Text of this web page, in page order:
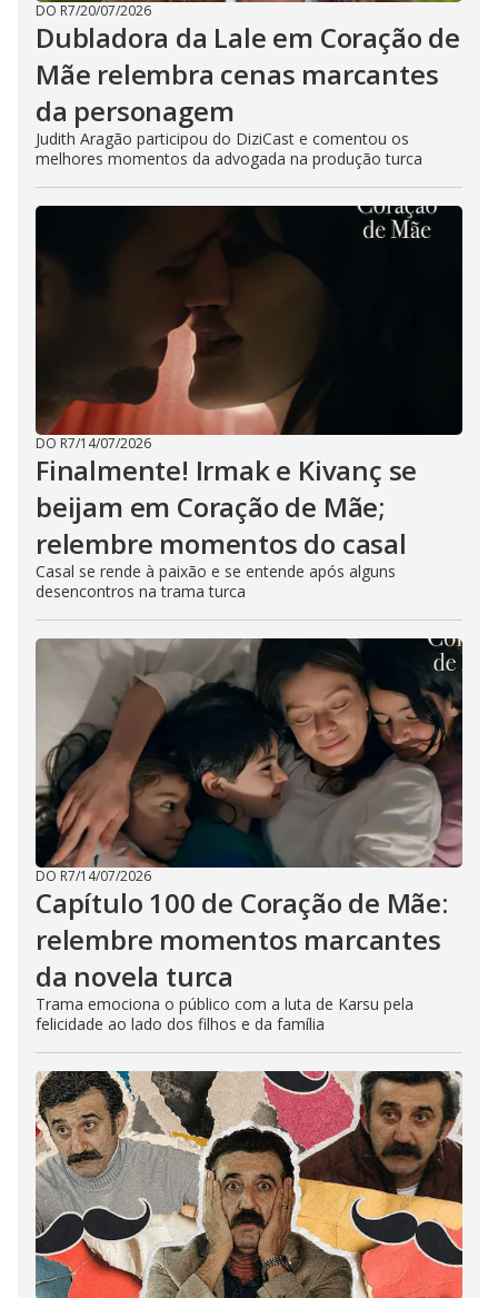
DO R7/20/07/2026
Dubladora da Lale em Coração de
Mãe relembra cenas marcantes
da personagem
Judith Aragão participou do DiziCast e comentou os
melhores momentos da advogada na produção turca
DO R7/14/07/2026
Finalmente! Irmak e Kivanç se
beijam em Coração de Mãe;
relembre momentos do casal
Casal se rende à paixão e se entende após alguns
desencontros na trama turca
DO R7/14/07/2026
Capítulo 100 de Coração de Mãe:
relembre momentos marcantes
da novela turca
Trama emociona o público com a luta de Karsu pela
felicidade ao lado dos filhos e da família